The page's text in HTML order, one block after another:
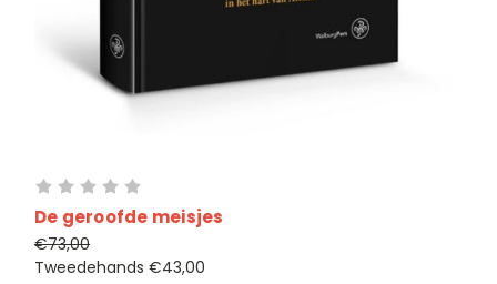
De geroofde meisjes
€73,00
Tweedehands €43,00